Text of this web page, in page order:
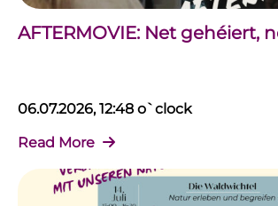
AFTERMOVIE: Net gehéiert,
06.07.2026, 12:48 o`clock
Read More